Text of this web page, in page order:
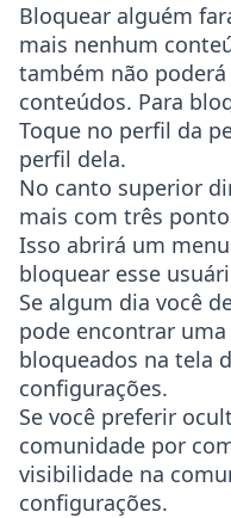
Bloquear alguém
mais nenhum
também não
conteúdos. Para
Toque no perfil da
perfil dela.
No canto superior
mais com três
Isso abrirá um
bloquear esse
Se algum dia você
pode encontrar
bloqueados na tela
configurações.
Se você preferir
comunidade por
visibilidade na
configurações.